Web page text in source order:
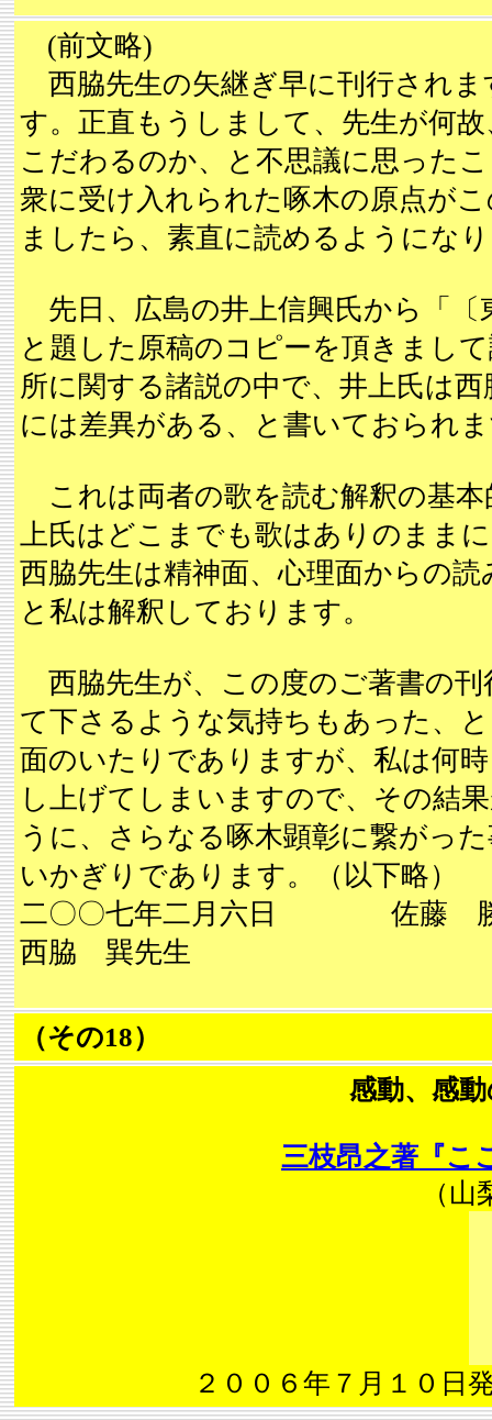
(前文略)
西脇先生の矢継ぎ早に刊行され
す。正直もうしまして、先生が何
こだわるのか、と不思議に思った
衆に受け入れられた啄木の原点が
ましたら、素直に読めるようにな
先日、広島の井上信興氏から「〔
と題した原稿のコピーを頂きまし
所に関する諸説の中で、井上氏は
には差異がある、と書いておられ
これは両者の歌を読む解釈の基
上氏はどこまでも歌はありのまま
西脇先生は精神面、心理面からの
と私は解釈しております。
西脇先生が、この度のご著書の
て下さるような気持ちもあった、
面のいたりでありますが、私は何
し上げてしまいますので、その結
うに、さらなる啄木顕彰に繋がっ
いかぎりであります。（以下略）
二〇〇七年二月六日 佐藤
西脇 巽先生
（その18）
感動、感
三枝昂之著『こ
（
２００６年７月１０